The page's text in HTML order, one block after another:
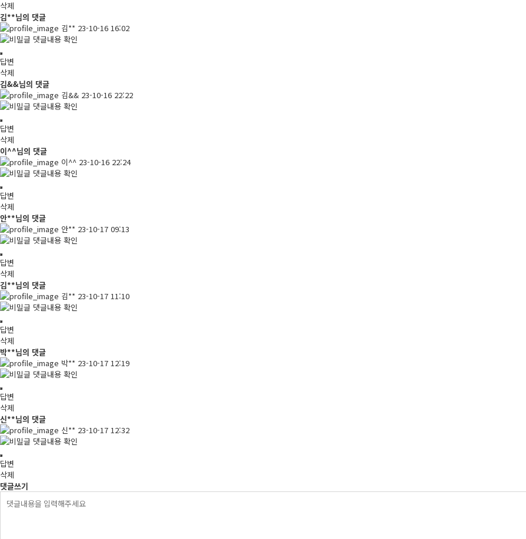
삭제
김**님의 댓글
김** 23-10-16 16:02
댓글내용 확인
답변
삭제
김&&님의 댓글
김&& 23-10-16 22:22
댓글내용 확인
답변
삭제
이^^님의 댓글
이^^ 23-10-16 22:24
댓글내용 확인
답변
삭제
안**님의 댓글
안** 23-10-17 09:13
댓글내용 확인
답변
삭제
김**님의 댓글
김** 23-10-17 11:10
댓글내용 확인
답변
삭제
박**님의 댓글
박** 23-10-17 12:19
댓글내용 확인
답변
삭제
신**님의 댓글
신** 23-10-17 12:32
댓글내용 확인
답변
삭제
댓글쓰기